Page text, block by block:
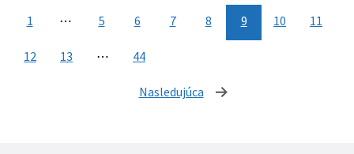
1 ⋯ 5 6 7 8 9 10 11
12 13 ⋯ 44
Nasledujúca stránka